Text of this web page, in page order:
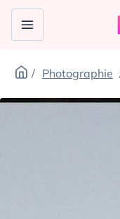
Photographie